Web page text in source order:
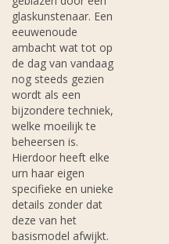
glaskunstenaar. Een
eeuwenoude
ambacht wat tot op
de dag van vandaag
nog steeds gezien
wordt als een
bijzondere techniek,
welke moeilijk te
beheersen is.
Hierdoor heeft elke
urn haar eigen
specifieke en unieke
details zonder dat
deze van het
basismodel afwijkt.